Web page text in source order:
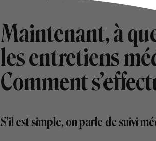
Maintenant, à
les entretiens
Comment
S’il est simple, on parle de suivi